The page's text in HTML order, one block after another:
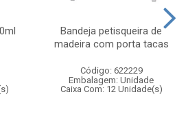
Bandeja petisqueira de
madeira com porta tacas
Código: 622229
Embalagem: Unidade
Caixa Com: 12 Unidade(s)